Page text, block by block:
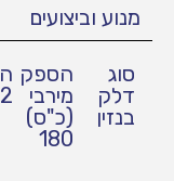
מנוע וביצועים
סוג
דלק
בנזין
הספק
מירבי
(כ"ס)
180